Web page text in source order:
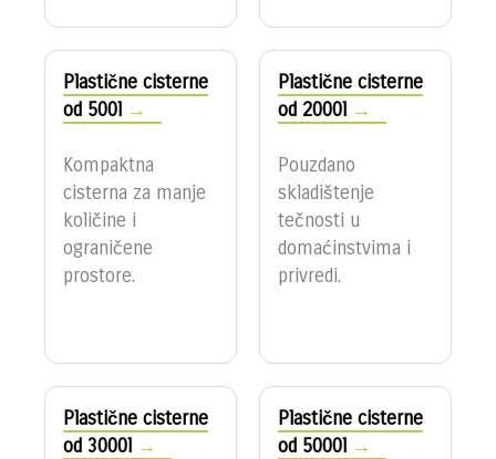
Plastične cisterne
od 500l
Kompaktna
cisterna za manje
količine i
ograničene
prostore.
Plastične cisterne
od 2000l
Pouzdano
skladištenje
tečnosti u
domaćinstvima i
privredi.
Plastične cisterne
od 3000l
Plastične cisterne
od 5000l